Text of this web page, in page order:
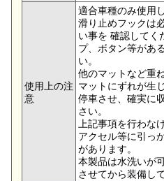
使用上の注
意
適合車種のみ使用
滑り止めフックは
い事を 確認してく
プ、ボタン等があ
い。
他のマットなど重
マットにずれが生
停車させ、確実に
さい。
上記事項を行わな
アクセル等に引っ
があります。
本製品は水洗いが
させてから装備し